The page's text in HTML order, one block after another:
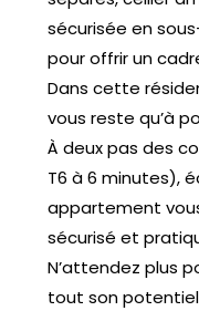
sécurisée en
pour offrir un
Dans cette
vous reste qu’à
À deux pas des
T6 à 6 minutes),
appartement
sécurisé et
N’attendez plus
tout son